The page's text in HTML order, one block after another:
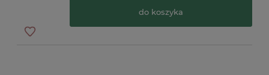
do koszyka